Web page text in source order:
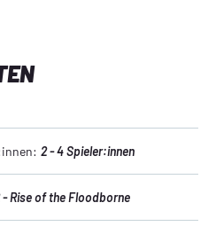
2 - 4 Spieler:innen
- Rise of the Floodborne